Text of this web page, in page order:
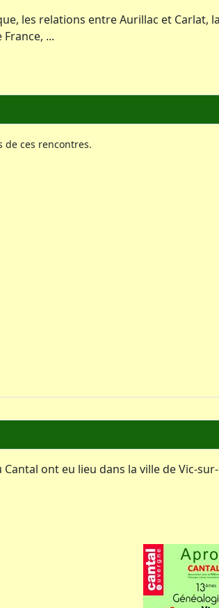
ont eu lieu dans la ville de Vic-
les relations entre Aurillac et
...
de ces rencontres.